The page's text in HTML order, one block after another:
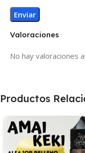
Valoraciones
No hay valoraciones
Productos